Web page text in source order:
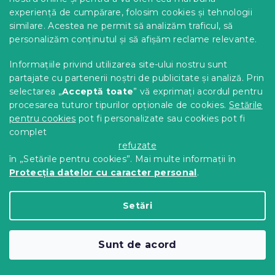
experiență de cumpărare, folosim cookies și tehnologii
similare. Acestea ne permit să analizăm traficul, să
personalizăm conținutul și să afișăm reclame relevante.
Informațiile privind utilizarea site-ului nostru sunt
partajate cu partenerii noștri de publicitate și analiză. Prin
selectarea „Acceptă toate” vă exprimați acordul pentru
procesarea tuturor tipurilor opționale de cookies. Setările
pentru cookies pot fi personalizate sau cookies pot fi
complet
refuzate
în „Setările pentru cookies”. Mai multe informații în
Protecția datelor cu caracter personal.
Setări
Sunt de acord
Cearsaf elastic fleece MOLTON roz
deschis 180 x 200 cm
49 Lei Adaugă În Coş